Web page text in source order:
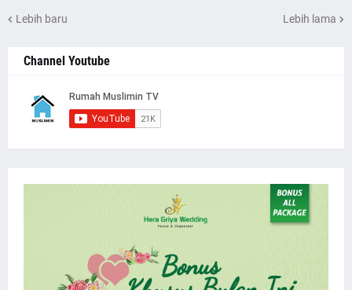
Lebih baru Lebih lama
Channel Youtube